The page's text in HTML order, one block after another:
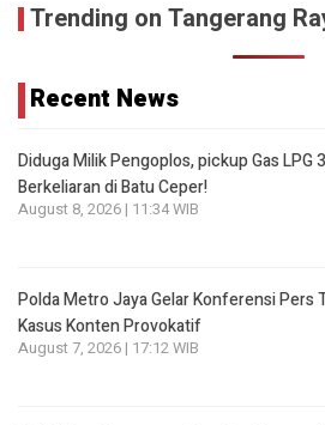
Trending on Tangerang
Recent News
Diduga Milik Pengoplos, pickup Gas LPG
Berkeliaran di Batu Ceper!
August 8, 2026 | 11:34 WIB
Polda Metro Jaya Gelar Konferensi Pers
Kasus Konten Provokatif
August 7, 2026 | 17:12 WIB